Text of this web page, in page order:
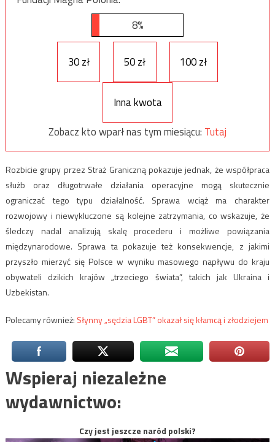
8%
30 zł 50 zł 100 zł
Inna kwota
Zobacz kto wparł nas tym miesiącu: Tutaj
Rozbicie grupy przez Straż Graniczną pokazuje jednak, że współpraca
służb oraz długotrwałe działania operacyjne mogą skutecznie
ograniczać tego typu działalność. Sprawa wciąż ma charakter
rozwojowy i niewykluczone są kolejne zatrzymania, co wskazuje, że
śledczy nadal analizują skalę procederu i możliwe powiązania
międzynarodowe. Sprawa ta pokazuje też konsekwencje, z jakimi
przyszło mierzyć się Polsce w wyniku masowego napływu do kraju
obywateli dzikich krajów „trzeciego świata”, takich jak Ukraina i
Uzbekistan.
Polecamy również: Słynny „sędzia LGBT” okazał się kłamcą i złodziejem
Wspieraj niezależne
wydawnictwo:
Czy jest jeszcze naród polski?